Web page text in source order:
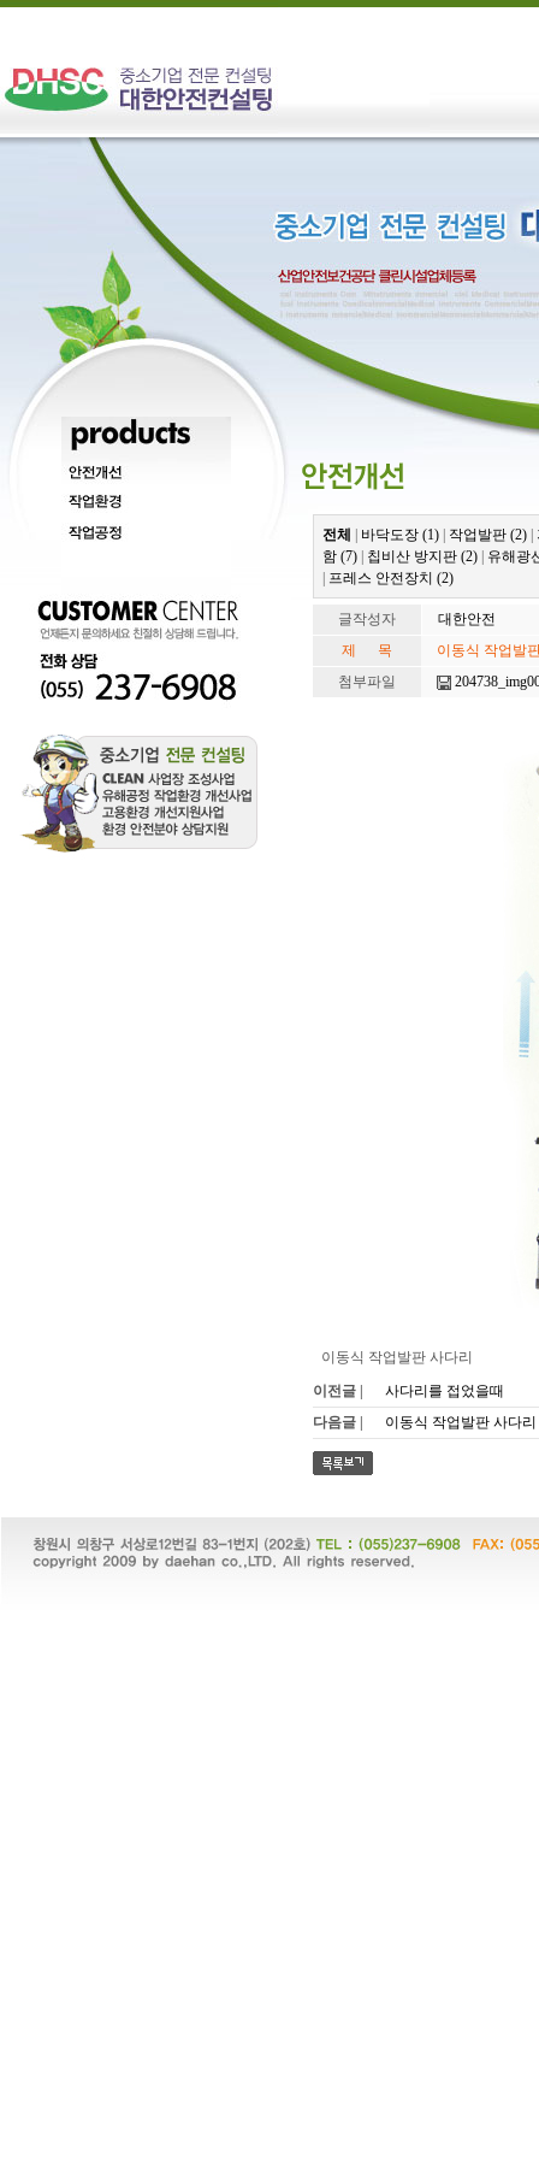
전체 바닥도장 (1)| 작업발판 (2)|
함 (7)| 칩비산 방지판 (2)|
유해광
프레스 안전장치 (2)
글작성자
대한안전
제 목
이동식 작업발
첨부파일
이동식 작업발판 사다리
이전글 |
사다리를 접었을때
다음글 |
이동식 작업발판 사다리